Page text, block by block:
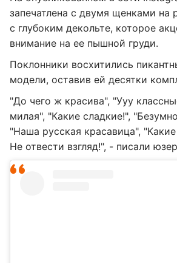
запечатлена с двумя щенками на
с глубоким декольте, которое
внимание на ее пышной груди.
Поклонники восхитились
модели, оставив ей десятки
"До чего ж красива", "Ууу
милая", "Какие сладкие!",
"Наша русская красавица",
Не отвести взгляд!", - писали